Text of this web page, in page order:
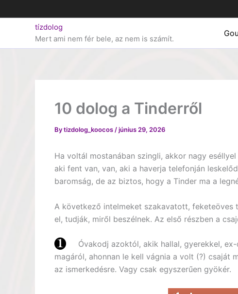
to
tízdolog
Mert ami nem fér bele, az nem is számít.
10 dolog a Tinderről
Bytizdolog_koocos /június 29, 2026
Ha voltál mostanában szingli, akkor nagy
aki fent van, van, aki a haverja telefonján
baromság, de az biztos, hogy a Tinder ma a
A következő intelmeket szakavatott,
el, tudják, miről beszélnek. Az első részben a
Óvakodj azoktól, akik hallal, gyerekkel,
magáról, ahonnan le kell vágnia a volt (?) csaját
az ismerkedésre. Vagy csak egyszerűen gyökér.